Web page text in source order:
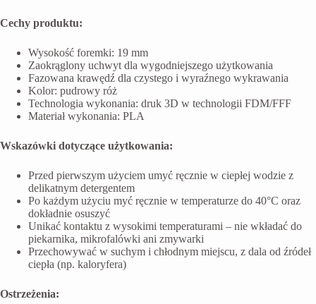
Cechy produktu:
Wysokość foremki: 19 mm
Zaokrąglony uchwyt dla wygodniejszego użytkowania
Fazowana krawędź dla czystego i wyraźnego wykrawania
Kolor: pudrowy róż
Technologia wykonania: druk 3D w technologii FDM/FFF
Materiał wykonania: PLA
Wskazówki dotyczące użytkowania:
Przed pierwszym użyciem umyć ręcznie w ciepłej wodzie z
delikatnym detergentem
Po każdym użyciu myć ręcznie w temperaturze do 40°C oraz
dokładnie osuszyć
Unikać kontaktu z wysokimi temperaturami – nie wkładać do
piekarnika, mikrofalówki ani zmywarki
Przechowywać w suchym i chłodnym miejscu, z dala od źródeł
ciepła (np. kaloryfera)
Ostrzeżenia: